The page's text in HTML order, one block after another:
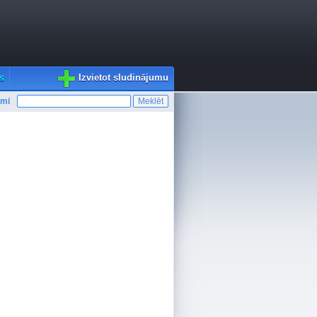
Izvietot sludinājumu